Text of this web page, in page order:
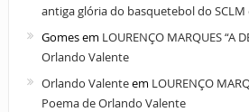
antiga glória do basquetebol do
Gomesem LOURENÇO MARQUES “A
Orlando Valente
Orlando Valenteem LOURENÇO
Poema de Orlando Valente